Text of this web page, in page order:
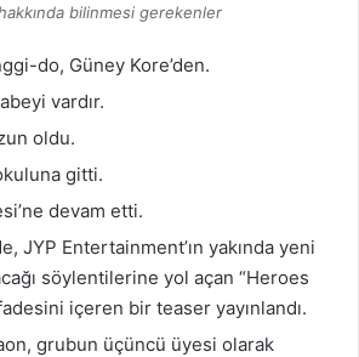
bilinmesi gerekenler
do, Güney Kore’den.
vardır.
oldu.
gitti.
devam etti.
JYP Entertainment’ın yakında yeni
söylentilerine yol açan “Heroes
içeren bir teaser yayınlandı.
grubun üçüncü üyesi olarak